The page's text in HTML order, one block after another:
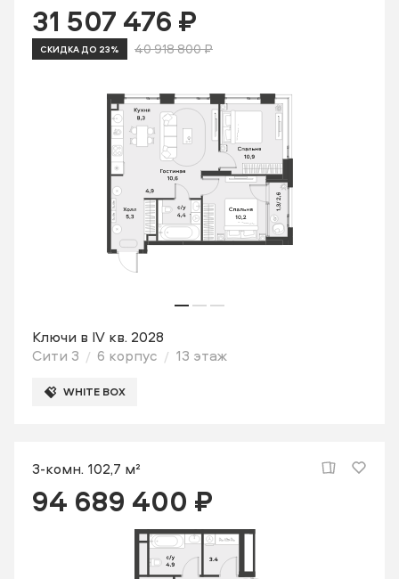
31 507 476 ₽
СКИДКА ДО 23% 40 918 800 ₽
Ключи в IV кв. 2028
Сити 3
6 корпус 13 этаж
WHITE BOX
3-комн. 102,7 м²
94 689 400 ₽